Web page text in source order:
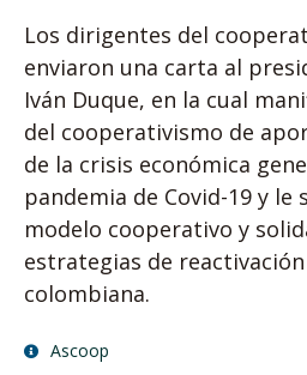
Los dirigentes del
enviaron una carta al
Iván Duque, en la cual
del cooperativismo de
de la crisis económica
pandemia de Covid-19 y
modelo cooperativo y
estrategias de
colombiana.
Ascoop